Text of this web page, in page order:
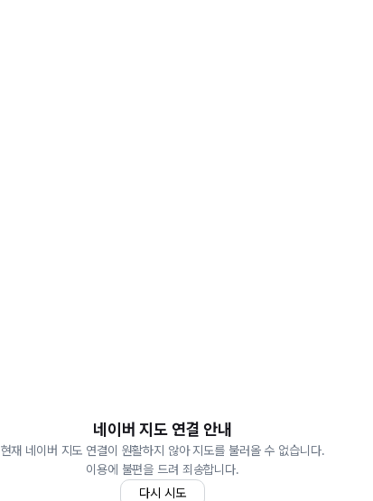
네이버 지도 연결 안내
현재 네이버 지도 연결이 원활하지 않아 지도를 불러올 수 없습니다.
이용에 불편을 드려 죄송합니다.
다시 시도